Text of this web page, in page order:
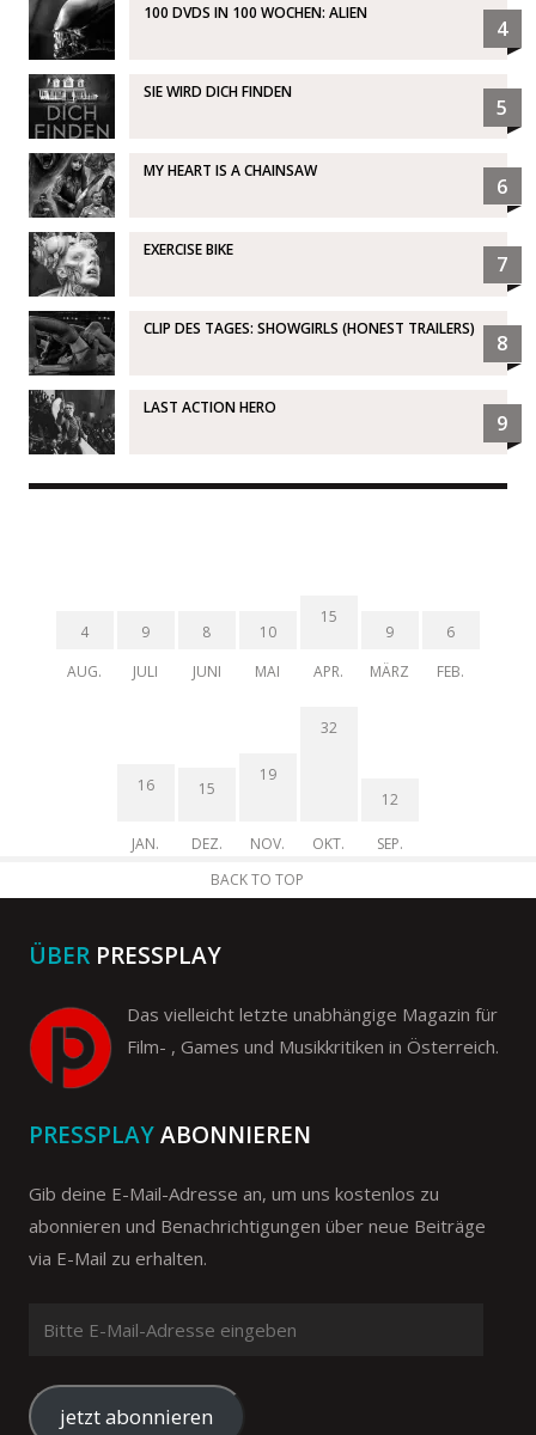
100 DVDS IN 100 WOCHEN: ALIEN
4
SIE WIRD DICH FINDEN
5
MY HEART IS A CHAINSAW
6
EXERCISE BIKE
7
CLIP DES TAGES: SHOWGIRLS (HONEST TRAILERS)
8
LAST ACTION HERO
9
4
AUG.
9
JULI
8
JUNI
10
MAI
15
APR.
9
MÄRZ
6
FEB.
16
JAN.
15
DEZ.
19
NOV.
32
OKT.
12
SEP.
BACK TO TOP
ÜBER PRESSPLAY
Das vielleicht letzte unabhängige Magazin für
Film- , Games und Musikkritiken in Österreich.
PRESSPLAYABONNIEREN
Gib deine E-Mail-Adresse an, um uns kostenlos zu
abonnieren und Benachrichtigungen über neue Beiträge
via E-Mail zu erhalten.
Mail-
Adressejetzt abonnieren